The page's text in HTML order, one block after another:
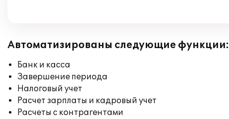
Автоматизированы следующие функции:
Банк и касса
Завершение периода
Налоговый учет
Расчет зарплаты и кадровый учет
Расчеты с контрагентами